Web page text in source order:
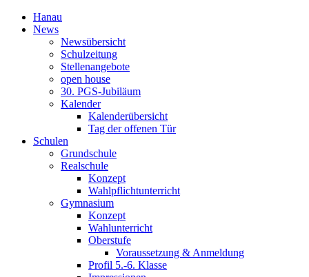
Hanau
News
Newsübersicht
Schulzeitung
Stellenangebote
open house
30. PGS-Jubiläum
Kalender
Kalenderübersicht
Tag der offenen Tür
Schulen
Grundschule
Realschule
Konzept
Wahlpflichtunterricht
Gymnasium
Konzept
Wahlunterricht
Oberstufe
Voraussetzung & Anmeldung
Profil 5.-6. Klasse